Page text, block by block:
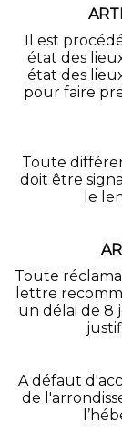
Il est
état des
état des
pour faire
Toute
doit être
le
Toute
lettre
un délai de 8
A défaut
de